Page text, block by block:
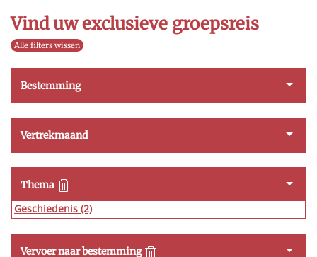
Vind uw exclusieve groepsreis
Alle filters wissen
Bestemming
Vertrekmaand
Thema
Geschiedenis (2)
Vervoer naar bestemming